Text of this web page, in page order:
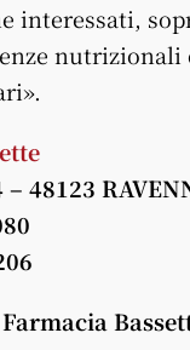
interessati,
48123